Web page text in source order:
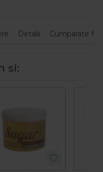
Detalii Cumparate
si: